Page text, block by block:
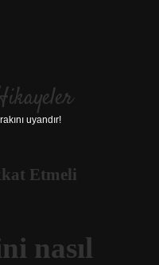
uyandır!
Etmeli
nasıl